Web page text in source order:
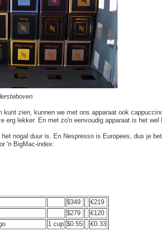
kunt zien, kunnen we met ons apparaat ook
erg lekker. En met zo'n eenvoudig apparaat is het
nogal duur is. En Nespresso is Europees, dus je
'n BigMac-index:
$349
€219
$279
€120
1 cup $0.55
€0.33